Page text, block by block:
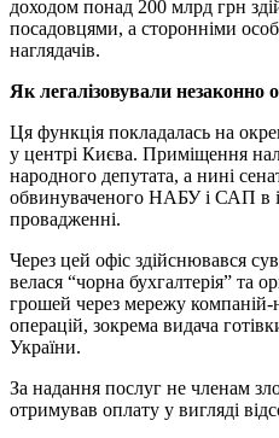
доходом понад 200 млрд грн
посадовцями, а сторонніми
наглядачів.
Як легалізовували незаконно
Ця функція покладалась на
у центрі Києва. Приміщення
народного депутата, а нині
обвинуваченого НАБУ і САП в
провадженні.
Через цей офіс здійснювався
велася “чорна бухгалтерія” та
грошей через мережу компаній-
операцій, зокрема видача
України.
За надання послуг не членам
отримував оплату у вигляді